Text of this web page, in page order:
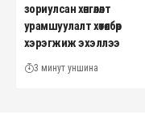
зориулсан хөнгөлөлт
урамшуулалт хөтөлбөр
хэрэгжиж эхэллээ
3 минут уншина